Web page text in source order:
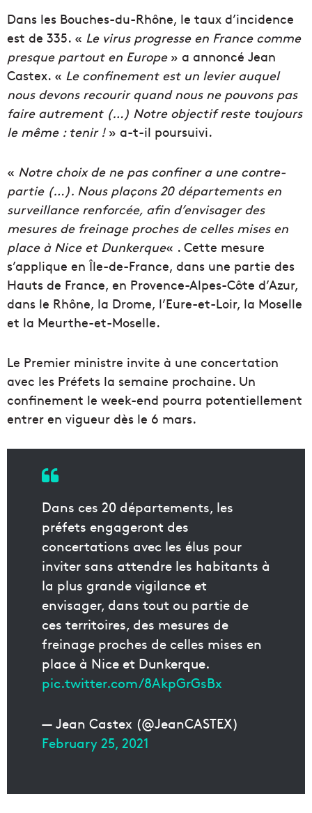
Dans les Bouches-du-Rhône, le taux d’incidence
est de 335. « Le virus progresse en France comme
presque partout en Europe» a annoncé Jean
Castex. « Le confinement est un levier auquel
nous devons recourir quand nous ne pouvons pas
faire autrement (…) Notre objectif reste toujours
le même : tenir !» a-t-il poursuivi.
« Notre choix de ne pas confiner a une contre-
partie (…). Nous plaçons 20 départements en
surveillance renforcée, afin d’envisager des
mesures de freinage proches de celles mises en
place à Nice et Dunkerque« . Cette mesure
s’applique en Île-de-France, dans une partie des
Hauts de France, en Provence-Alpes-Côte d’Azur,
dans le Rhône, la Drome, l’Eure-et-Loir, la Moselle
et la Meurthe-et-Moselle.
Le Premier ministre invite à une concertation
avec les Préfets la semaine prochaine. Un
confinement le week-end pourra potentiellement
entrer en vigueur dès le 6 mars.
Dans ces 20 départements, les
préfets engageront des
concertations avec les élus pour
inviter sans attendre les habitants à
la plus grande vigilance et
envisager, dans tout ou partie de
ces territoires, des mesures de
freinage proches de celles mises en
place à Nice et Dunkerque.
pic.twitter.com/8AkpGrGsBx
— Jean Castex (@JeanCASTEX)
February 25, 2021